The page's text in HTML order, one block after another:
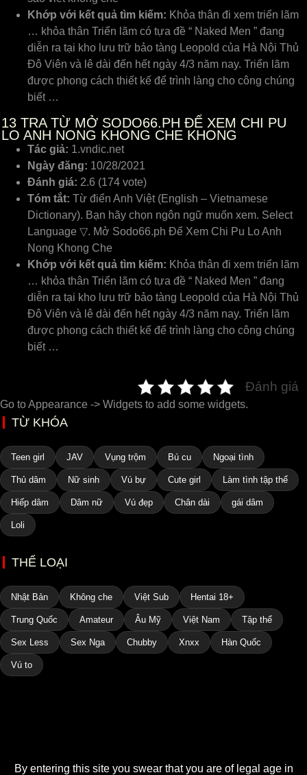
Khớp với kết quả tìm kiếm: Khỏa thân đi xem triển lãm
… khỏa thân Triển lãm có tựa đề “ Naked Men ” đang
diễn ra tại kho lưu trữ bảo tàng Leopold của Hà Nội Thủ
Đô Viên và lê dài đến hết ngày 4/3 năm nay. Triển lãm
được phong cách thiết kế để trình làng cho công chúng
biết …
13 TRA TỪ MỞ SODO66.PH ĐỂ XEM CHI PU
LO ANH NONG KHONG CHE KHONG
Tác giả: 1.vndic.net
Ngày đăng: 10/28/2021
Đánh giá: 2.6 (174 vote)
Tóm tắt: Từ điển Anh Việt (English – Vietnamese
Dictionary). Bạn hãy chọn ngôn ngữ muốn xem. Select
Language ▽. Mở Sodo66.ph Để Xem Chi Pu Lo Anh
Nong Khong Che
Khớp với kết quả tìm kiếm: Khỏa thân đi xem triển lãm
… khỏa thân Triển lãm có tựa đề “ Naked Men ” đang
diễn ra tại kho lưu trữ bảo tàng Leopold của Hà Nội Thủ
Đô Viên và lê dài đến hết ngày 4/3 năm nay. Triển lãm
được phong cách thiết kế để trình làng cho công chúng
biết …
Đánh giá
Go to Appearance -> Widgets to add some widgets.
TỪ KHÓA
Teen girl JAV Vụng trộm Bú cu Ngoại tình
Thủ dâm Nữ sinh Vú bự Cute girl Làm tình tập thể
Hiếp dâm Dâm nữ Vú đẹp Chân dài gái dâm
Loli
THỂ LOẠI
Nhật Bản Không che Việt Sub Hentai 18+
Trung Quốc Amateur Âu Mỹ Việt Nam Tập thể
Sex Less Sex Nga Chubby Xnxx Hàn Quốc
Vú to
By entering this site you swear that you are of legal age in